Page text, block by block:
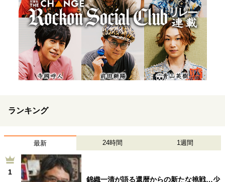
ランキング
最新 24時間 1週間
1
錦織一清が語る還暦からの新たな挑戦…少